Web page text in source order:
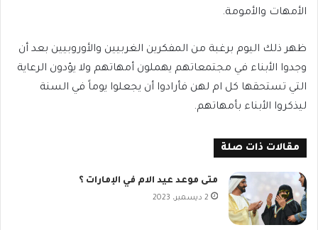
الأمهات والأمومة.
ظهر ذلك اليوم برغبة من المفكرين الغربيين والأوروبيين بعد أن
وجدوا الأبناء في مجتمعاتهم يهملون أمهاتهم ولا يؤدون الرعاية
التي تستحقها كل ام لهن فأرادوا أن يجعلوا يوماً في السنة
ليذكروا الأبناء بأمهاتهم.
مقالات ذات صلة
متى موعد عيد الام في الإمارات ؟
2 ديسمبر، 2023